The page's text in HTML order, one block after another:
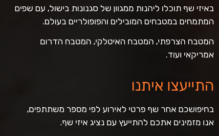
באיזי שף תוכלו ליהנות ממגוון של סגנונות בישול, עם שפים
המתמחים במטבחים המובילים והפופולריים בעולם.
המטבח הצרפתי, המטבח האיטלקי, המטבח הדרום
אמריקאי ועוד.
התייעצו איתנו
בחיפושכם אחר שף פרטי לאירוע לפי מספר משתתפים,
אנו מזמינים אתכם להתייעץ עם נציג איזי שף.